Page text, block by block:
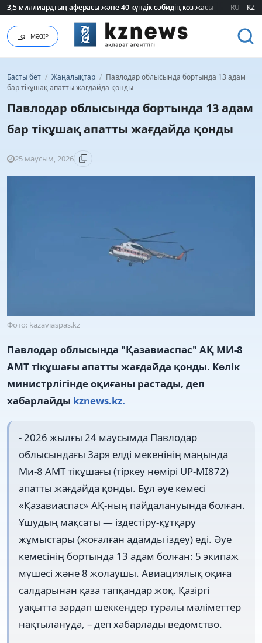
3,5 миллиардтың аферасы және 40 күндік сәбидің көз жасы:
3,5 миллиардтың аферасы және 40 күндік сәбидің көз жасы: RU KZ
МӘЗІР
Басты бет / Жаңалықтар / Павлодар облысында бортында 13 адам
бар тікұшақ апатты жағдайда қонды
Павлодар облысында бортында 13 адам
бар тікұшақ апатты жағдайда қонды
25 маусым, 2026
Фото: kazaviaspas.kz
Павлодар облысында "Қазавиаспас" АҚ МИ-8
АМТ тікұшағы апатты жағдайда қонды. Көлік
министрлігінде оқиғаны растады, деп
хабарлайды kznews.kz.
- 2026 жылғы 24 маусымда Павлодар
облысындағы Заря елді мекенінің маңында
Ми-8 АМТ тікұшағы (тіркеу нөмірі UP-MI872)
апатты жағдайда қонды. Бұл әуе кемесі
«Қазавиаспас» АҚ-ның пайдалануында болған.
Ұшудың мақсаты — іздестіру-құтқару
жұмыстары (жоғалған адамды іздеу) еді. Әуе
кемесінің бортында 13 адам болған: 5 экипаж
мүшесі және 8 жолаушы. Авиациялық оқиға
салдарынан қаза тапқандар жоқ. Қазіргі
уақытта зардап шеккендер туралы мәліметтер
нақтылануда, – деп хабарлады ведомство.